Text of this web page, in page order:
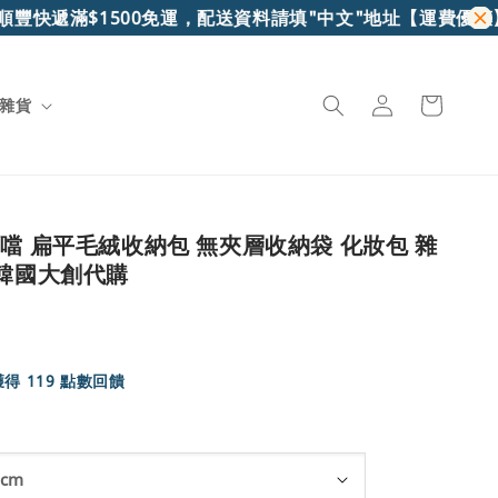
快遞滿$1500免運，配送資料請填"中文"地址【運費優惠
貨
扁平毛絨收納包 無夾層收納袋 化妝包 雜
國大創代購
得 119 點數回饋